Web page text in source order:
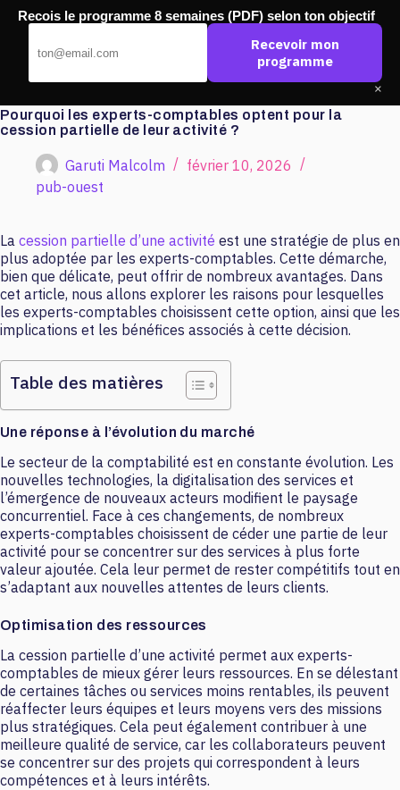
Passer
Pourquoi les experts-comptables optent pour la
cession partielle de leur activité ?
Garuti Malcolm
février 10, 2026
pub-ouest
La cession partielle d’une activité est une stratégie de plus en
plus adoptée par les experts-comptables. Cette démarche,
bien que délicate, peut offrir de nombreux avantages. Dans
cet article, nous allons explorer les raisons pour lesquelles
les experts-comptables choisissent cette option, ainsi que les
implications et les bénéfices associés à cette décision.
Table des matières
Une réponse à l’évolution du marché
Le secteur de la comptabilité est en constante évolution. Les
nouvelles technologies, la digitalisation des services et
l’émergence de nouveaux acteurs modifient le paysage
concurrentiel. Face à ces changements, de nombreux
experts-comptables choisissent de céder une partie de leur
activité pour se concentrer sur des services à plus forte
valeur ajoutée. Cela leur permet de rester compétitifs tout en
s’adaptant aux nouvelles attentes de leurs clients.
Optimisation des ressources
La cession partielle d’une activité permet aux experts-
comptables de mieux gérer leurs ressources. En se délestant
de certaines tâches ou services moins rentables, ils peuvent
réaffecter leurs équipes et leurs moyens vers des missions
plus stratégiques. Cela peut également contribuer à une
meilleure qualité de service, car les collaborateurs peuvent
se concentrer sur des projets qui correspondent à leurs
compétences et à leurs intérêts.
Recois le programme 8 semaines (PDF) selon ton objectif
Recevoir mon
programme
×